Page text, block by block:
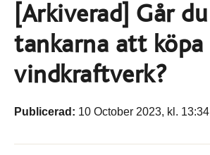
[Arkiverad] Går
tankarna att
vindkraftverk?
Publicerad: 10 October 2023, kl. 13:34